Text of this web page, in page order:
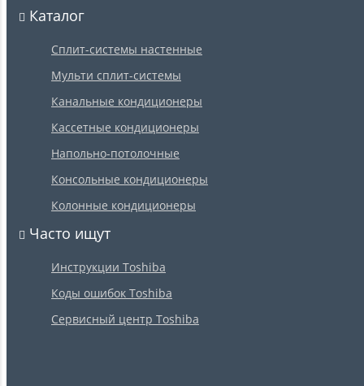
Каталог
Сплит-системы настенные
Мульти сплит-системы
Канальные кондиционеры
Кассетные кондиционеры
Напольно-потолочные
Консольные кондиционеры
Колонные кондиционеры
Часто ищут
Инструкции Toshiba
Коды ошибок Toshiba
Сервисный центр Toshiba